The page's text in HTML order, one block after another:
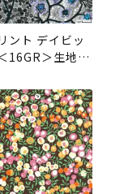
ント デイビッ
16GR＞生地
ビーレオリジ